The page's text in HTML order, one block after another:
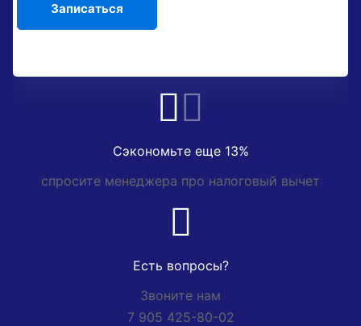
Сэкономьте еще 13%
спросите менеджера про налоговый вычет
Есть вопросы?
Звоните нам
7 905 425-80-02